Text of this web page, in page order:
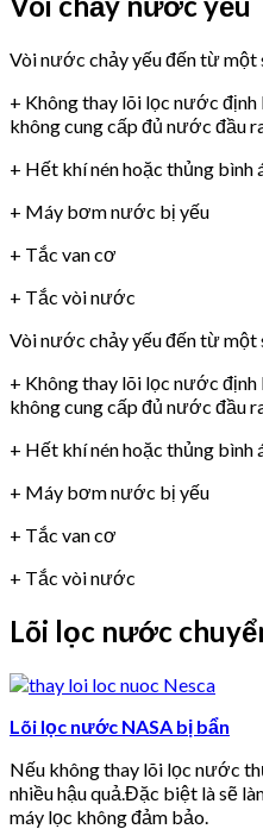
Vòi nước chảy yếu đến từ một
+ Không thay lõi lọc nước
không cung cấp đủ nước đầu
+ Hết khí nén hoặc thủng bình
+ Máy bơm nước bị yếu
+ Tắc van cơ
+ Tắc vòi nước
Vòi nước chảy yếu đến từ một
+ Không thay lõi lọc nước
không cung cấp đủ nước đầu
+ Hết khí nén hoặc thủng bình
+ Máy bơm nước bị yếu
+ Tắc van cơ
+ Tắc vòi nước
Lõi lọc nước
Lõi lọc nước NASA bị bẩn
Nếu không thay lõi lọc nước
nhiều hậu quả.Đặc biệt là sẽ
máy lọc không đảm bảo.